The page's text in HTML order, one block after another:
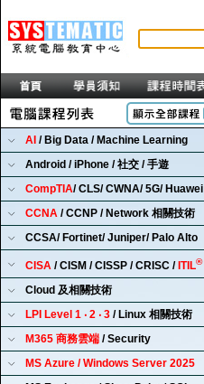
AI / Big Data / Machine Learning
Android / iPhone / 社交 / 手遊
CompTIA/ CLS/ CWNA/ 5G/ Huawei
CCNA / CCNP / Network 相關技術
CCSA/ Fortinet/ Juniper/ Palo Alto
CISA / CISM / CISSP / CRISC / ITIL®
Cloud 及相關技術
LPI Level 1 ‧ 2 ‧ 3 / Linux 相關技術
M365 商務雲端 / Security
MS Azure / Windows Server 2025